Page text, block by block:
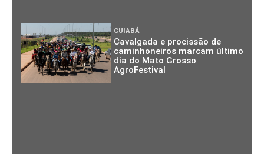
CUIABÁ
Cavalgada e procissão de
caminhoneiros marcam último
dia do Mato Grosso
AgroFestival